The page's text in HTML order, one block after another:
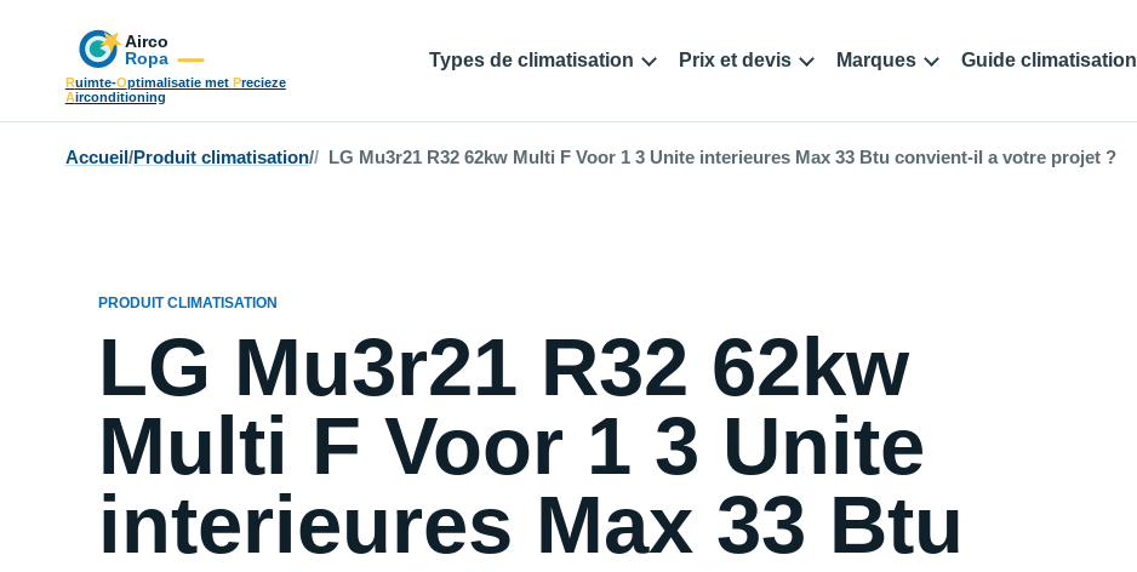
Ruimte-Optimalisatie met Precieze
Airconditioning
Types de climatisation Prix et devis Marques Guide climatisation
Accueil /Produit climatisation/ LG Mu3r21 R32 62kw Multi F Voor 1 3 Unite interieures Max 33 Btu convient-il a votre projet ?
PRODUIT CLIMATISATION
LG Mu3r21 R32 62kw
Multi F Voor 1 3 Unite
interieures Max 33 Btu